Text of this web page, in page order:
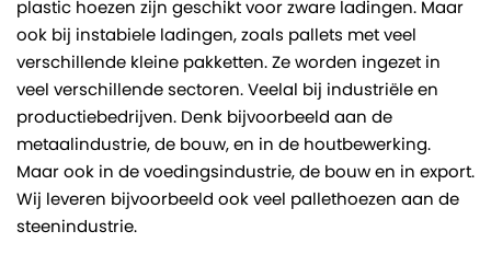
plastic hoezen zijn geschikt voor zware ladingen. Maar
ook bij instabiele ladingen, zoals pallets met veel
verschillende kleine pakketten. Ze worden ingezet in
veel verschillende sectoren. Veelal bij industriële en
productiebedrijven. Denk bijvoorbeeld aan de
metaalindustrie, de bouw, en in de houtbewerking.
Maar ook in de voedingsindustrie, de bouw en in export.
Wij leveren bijvoorbeeld ook veel pallethoezen aan de
steenindustrie.